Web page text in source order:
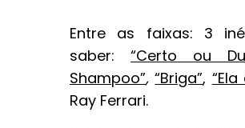
Entre as faixas: 3
saber:“Certo ou
Shampoo”,“Briga”,
Ray Ferrari.